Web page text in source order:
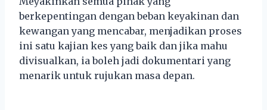
berkepentingan dengan beban keyakinan dan
kewangan yang mencabar, menjadikan proses
ini satu kajian kes yang baik dan jika mahu
divisualkan, ia boleh jadi dokumentari yang
menarik untuk rujukan masa depan.